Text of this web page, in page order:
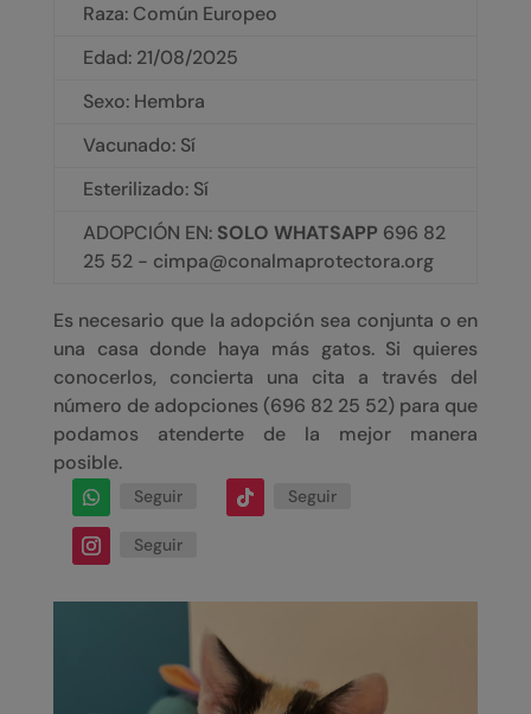
Raza: Común Europeo
Edad: 21/08/2025
Sexo: Hembra
Vacunado: Sí
Esterilizado: Sí
ADOPCIÓN EN: SOLO WHATSAPP 696 82
25 52 - cimpa@conalmaprotectora.org
Es necesario que la adopción sea conjunta o en
una casa donde haya más gatos. Si quieres
conocerlos, concierta una cita a través del
número de adopciones (696 82 25 52) para que
podamos atenderte de la mejor manera
posible.
Seguir Seguir
Seguir